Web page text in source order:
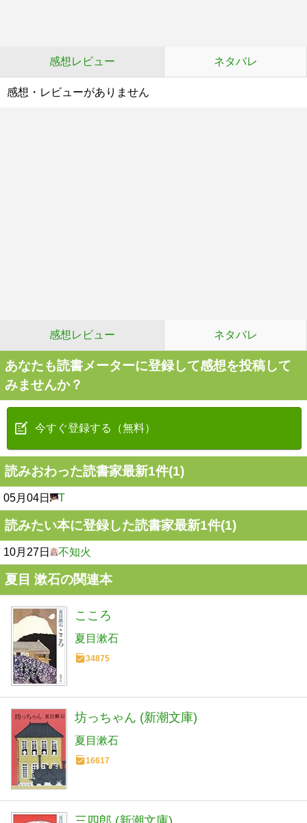
感想レビュー ネタバレ
感想・レビューがありません
感想レビュー ネタバレ
あなたも読書メーターに登録して感想を投稿して
みませんか？
今すぐ登録する（無料）
読みおわった読書家最新1件(1)
05月04日 T
読みたい本に登録した読書家最新1件(1)
10月27日 不知火
夏目 漱石の関連本
こころ
夏目漱石
34875
坊っちゃん (新潮文庫)
夏目漱石
16617